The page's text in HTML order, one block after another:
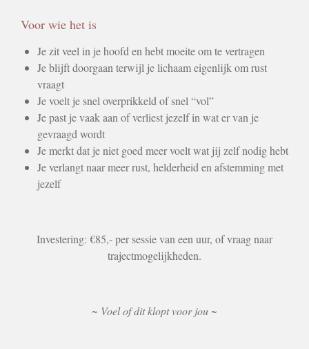
Voor wie het is
Je zit veel in je hoofd en hebt moeite om te vertragen
Je blijft doorgaan terwijl je lichaam eigenlijk om rust
vraagt
Je voelt je snel overprikkeld of snel “vol”
Je past je vaak aan of verliest jezelf in wat er van je
gevraagd wordt
Je merkt dat je niet goed meer voelt wat jij zelf nodig hebt
Je verlangt naar meer rust, helderheid en afstemming met
jezelf
Investering: €85,- per sessie van een uur, of vraag naar
trajectmogelijkheden.
~ Voel of dit klopt voor jou ~